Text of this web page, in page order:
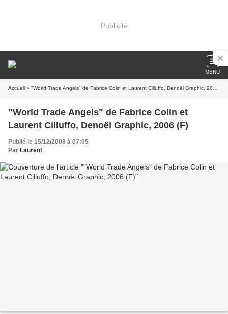
Publicité
MENU
Accueil » "World Trade Angels" de Fabrice Colin et Laurent Cilluffo, Denoël Graphic, 2006 (F)
"World Trade Angels" de Fabrice Colin et
Laurent Cilluffo, Denoël Graphic, 2006 (F)
Publié le 15/12/2008 à 07:05
Par Laurent